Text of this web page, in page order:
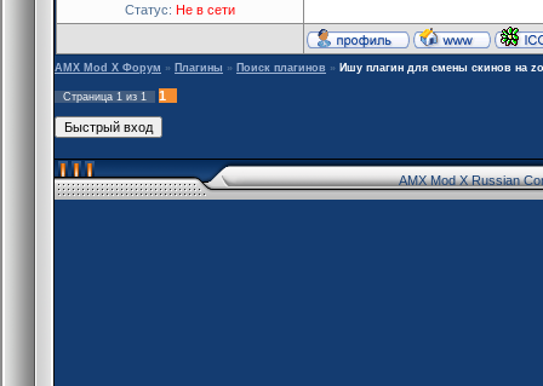
Статус: Не в сети
AMX Mod X Форум » Плагины » Поиск плагинов » Ишу плагин для смены скинов на
Страница 1 из 1 1
AMX Mod X Russian